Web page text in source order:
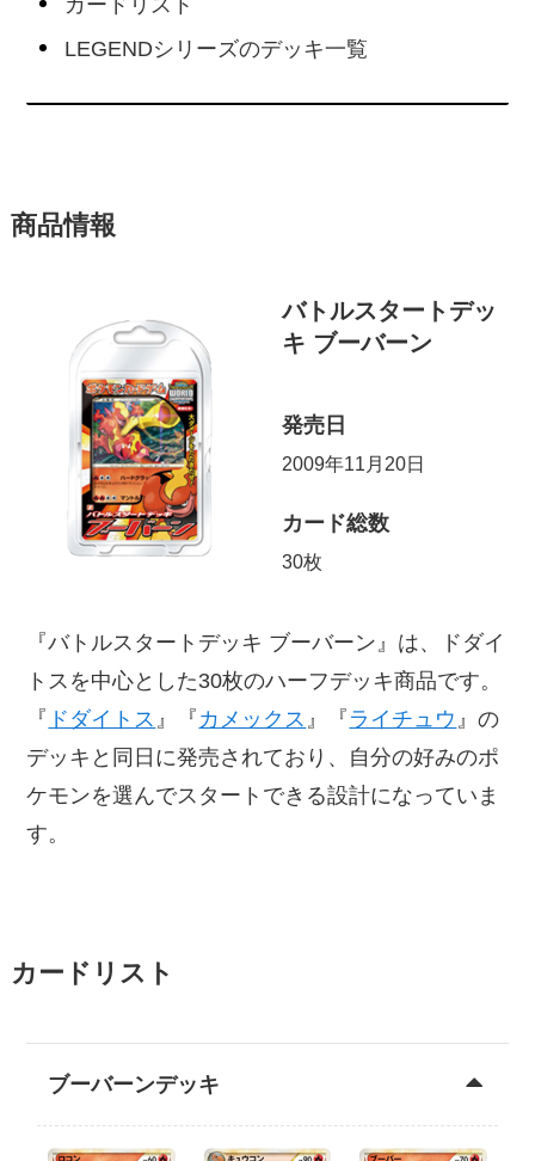
LEGENDシリーズのデッキ一覧
商品情報
バトルスタートデッ
キ ブーバーン
発売日
2009年11月20日
カード総数
30枚
『バトルスタートデッキ ブーバーン』は、ドダイ
トスを中心とした30枚のハーフデッキ商品です。
『 ドダイトス 』『 カメックス 』『 ライチュウ 』の
デッキと同日に発売されており、自分の好みのポ
ケモンを選んでスタートできる設計になっていま
す。
カードリスト
ブーバーンデッキ